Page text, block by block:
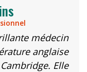
médecin
anglaise
Elle